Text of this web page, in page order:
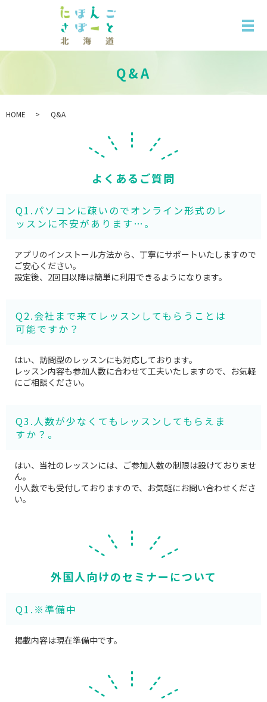
Q&A
HOME Q&A
よくあるご質問
Q1.パソコンに疎いのでオンライン形式のレ
ッスンに不安があります…。
アプリのインストール方法から、丁寧にサポートいたしますので
ご安心ください。
設定後、2回目以降は簡単に利用できるようになります。
Q2.会社まで来てレッスンしてもらうことは
可能ですか？
はい、訪問型のレッスンにも対応しております。
レッスン内容も参加人数に合わせて工夫いたしますので、お気軽
にご相談ください。
Q3.人数が少なくてもレッスンしてもらえま
すか？。
はい、当社のレッスンには、ご参加人数の制限は設けておりませ
ん。
小人数でも受付しておりますので、お気軽にお問い合わせくださ
い。
外国人向けのセミナーについて
Q1.※準備中
掲載内容は現在準備中です。